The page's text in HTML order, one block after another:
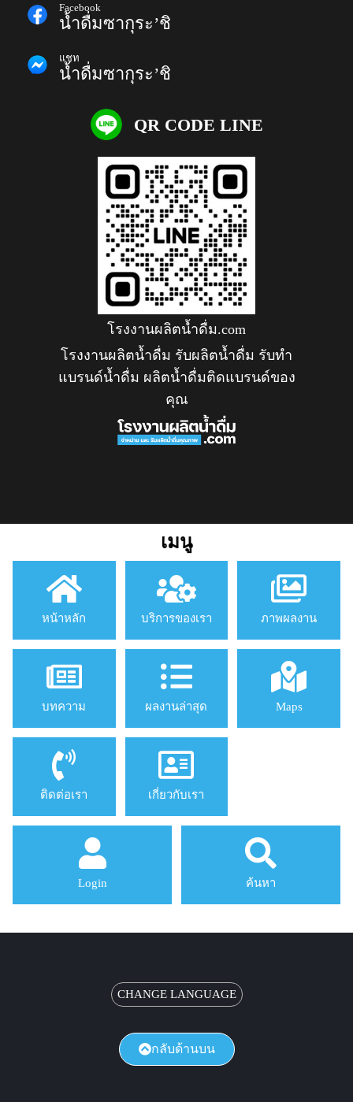
Facebook
น้ำดื่มซากุระ’ชิ
แชท
น้ำดื่มซากุระ’ชิ
QR CODE LINE
โรงงานผลิตน้ำดื่ม.com
โรงงานผลิตน้ำดื่ม รับผลิตน้ำดื่ม รับทำ
แบรนด์น้ำดื่ม ผลิตน้ำดื่มติดแบรนด์ของ
คุณ
เมนู
หน้าหลัก บริการของเรา ภาพผลงาน
บทความ ผลงานล่าสุด Maps
ติดต่อเรา เกี่ยวกับเรา
Login ค้นหา
CHANGE LANGUAGE
กลับด้านบน